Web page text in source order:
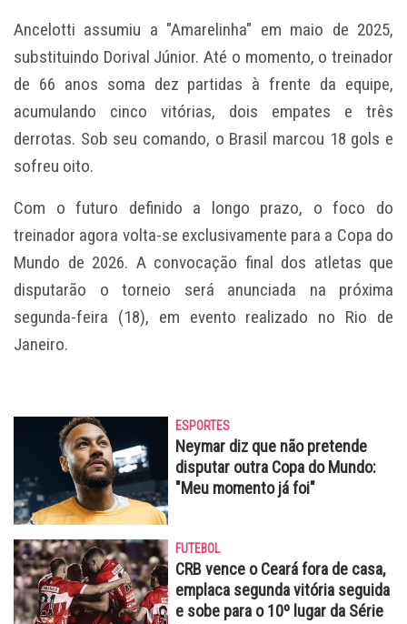
Ancelotti assumiu a "Amarelinha" em maio de 2025,
substituindo Dorival Júnior. Até o momento, o treinador
de 66 anos soma dez partidas à frente da equipe,
acumulando cinco vitórias, dois empates e três
derrotas. Sob seu comando, o Brasil marcou 18 gols e
sofreu oito.
Com o futuro definido a longo prazo, o foco do
treinador agora volta-se exclusivamente para a Copa do
Mundo de 2026. A convocação final dos atletas que
disputarão o torneio será anunciada na próxima
segunda-feira (18), em evento realizado no Rio de
Janeiro.
ESPORTES
Neymar diz que não pretende
disputar outra Copa do Mundo:
"Meu momento já foi"
FUTEBOL
CRB vence o Ceará fora de casa,
emplaca segunda vitória seguida
e sobe para o 10º lugar da Série